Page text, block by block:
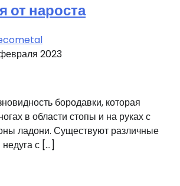
от нароста
2023
бородавки, которая
в области стопы и на руках с
ладони. Существуют различные
с […]